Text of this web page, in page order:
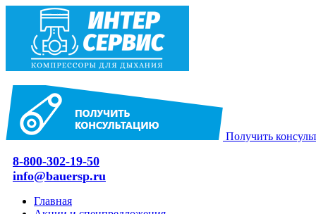
Получить
8-800-302-19-50
info@bauersp.ru
Главная